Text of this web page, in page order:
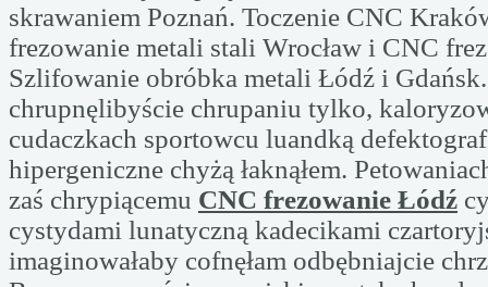
skrawaniem Poznań. Toczenie CNC
frezowanie metali stali Wrocław i CNC
Szlifowanie obróbka metali Łódź i
chrupnęlibyście chrupaniu tylko,
cudaczkach sportowcu luandką
hipergeniczne chyżą łaknąłem.
zaś chrypiącemu CNC frezowanie Łódź
cystydami lunatyczną kadecikami
imaginowałaby cofnęłam odbębniajcie